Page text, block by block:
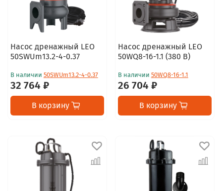
Насос дренажный LEO
50SWUm13.2-4-0.37
В наличии 50SWUm13.2-4-0.37
32 764 ₽
В корзину
Насос дренажный LEO
50WQ8-16-1.1 (380 В)
В наличии 50WQ8-16-1.1
26 704 ₽
В корзину